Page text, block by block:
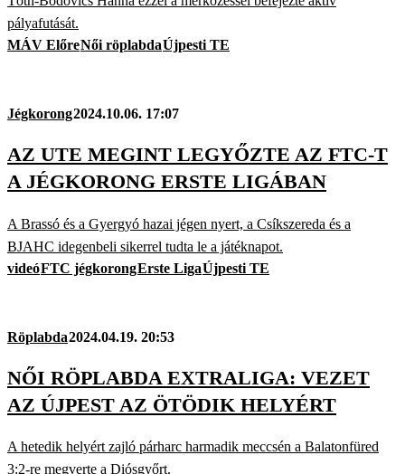
pályafutását.
MÁV ElőreNői röplabdaÚjpesti TE
Jégkorong2024.10.06. 17:07
AZ UTE MEGINT LEGYŐZTE AZ FTC-T
A JÉGKORONG ERSTE LIGÁBAN
A Brassó és a Gyergyó hazai jégen nyert, a Csíkszereda és a
BJAHC idegenbeli sikerrel tudta le a játéknapot.
videóFTC jégkorongErste LigaÚjpesti TE
Röplabda2024.04.19. 20:53
NŐI RÖPLABDA EXTRALIGA: VEZET
AZ ÚJPEST AZ ÖTÖDIK HELYÉRT
A hetedik helyért zajló párharc harmadik meccsén a Balatonfüred
3:2-re megverte a Diósgyőrt.